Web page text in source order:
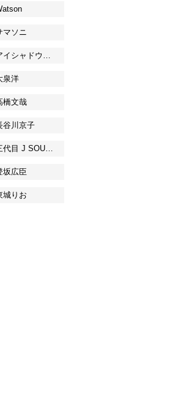
マソニ
アイシャドウベース
泉洋
橋文哉
谷川京子
三代目 J SOUL BROTHERS from EXILE TRIBE
坂広臣
城りお